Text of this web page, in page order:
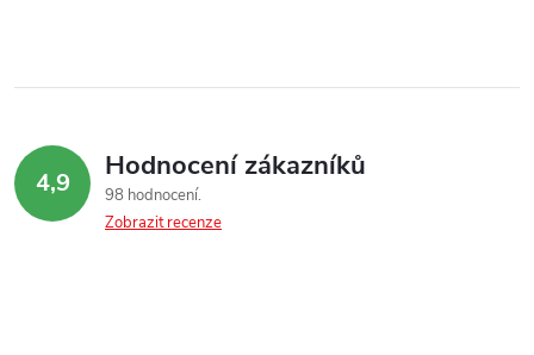
4,9 Hodnocení zákazníků
98 hodnocení
Zobrazit recenze